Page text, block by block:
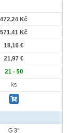
472,24 Kč
571,41 Kč
18,16 €
21,97 €
21 - 50
ks
G 3"